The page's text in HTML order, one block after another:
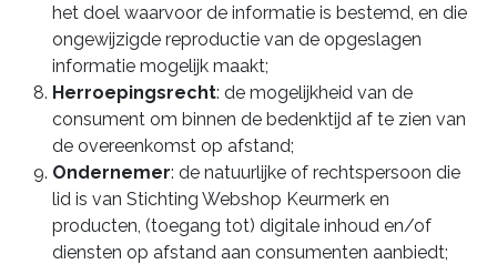
het doel waarvoor de informatie is bestemd, en die
ongewijzigde reproductie van de opgeslagen
informatie mogelijk maakt;
Herroepingsrecht: de mogelijkheid van de
consument om binnen de bedenktijd af te zien van
de overeenkomst op afstand;
Ondernemer: de natuurlijke of rechtspersoon die
lid is van Stichting Webshop Keurmerk en
producten, (toegang tot) digitale inhoud en/of
diensten op afstand aan consumenten aanbiedt;